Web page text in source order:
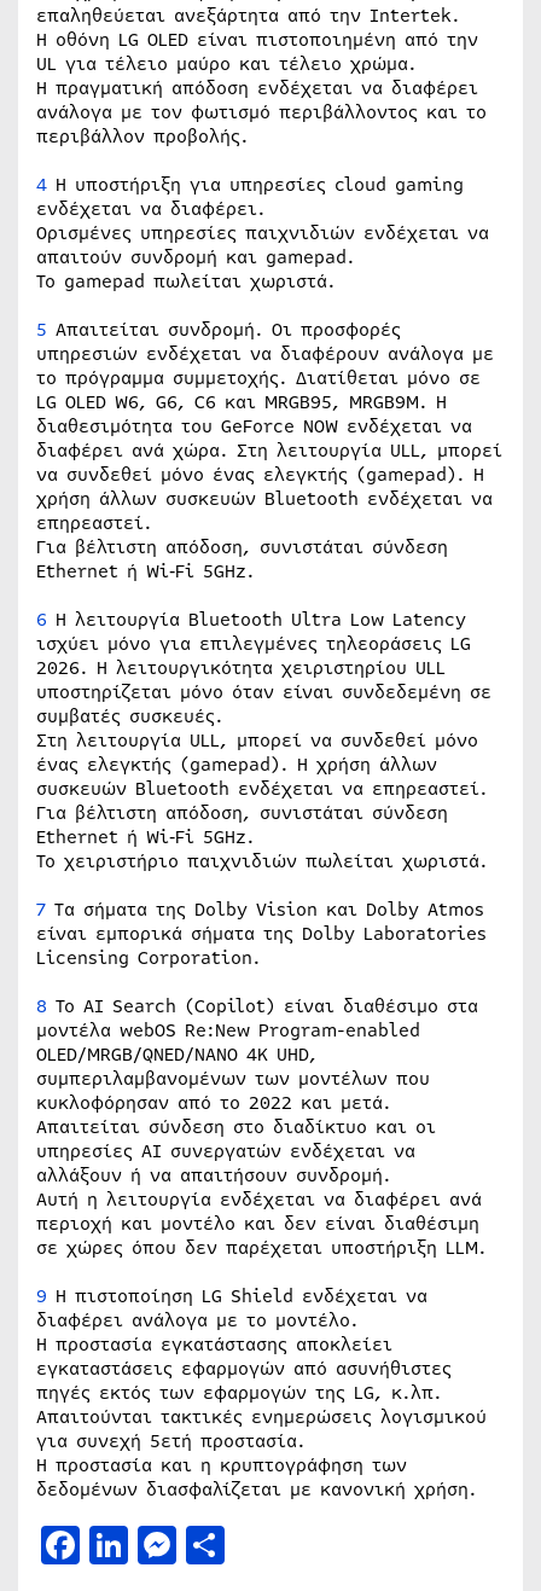
επαληθεύεται ανεξάρτητα από την Intertek.
Η οθόνη LG OLED είναι πιστοποιημένη από την
UL για τέλειο μαύρο και τέλειο χρώμα.
Η πραγματική απόδοση ενδέχεται να διαφέρει
ανάλογα με τον φωτισμό περιβάλλοντος και το
περιβάλλον προβολής.
4 Η υποστήριξη για υπηρεσίες cloud gaming
ενδέχεται να διαφέρει.
Ορισμένες υπηρεσίες παιχνιδιών ενδέχεται να
απαιτούν συνδρομή και gamepad.
Το gamepad πωλείται χωριστά.
5 Απαιτείται συνδρομή. Οι προσφορές
υπηρεσιών ενδέχεται να διαφέρουν ανάλογα με
το πρόγραμμα συμμετοχής. Διατίθεται μόνο σε
LG OLED W6, G6, C6 και MRGB95, MRGB9M. Η
διαθεσιμότητα του GeForce NOW ενδέχεται να
διαφέρει ανά χώρα. Στη λειτουργία ULL, μπορεί
να συνδεθεί μόνο ένας ελεγκτής (gamepad). Η
χρήση άλλων συσκευών Bluetooth ενδέχεται να
επηρεαστεί.
Για βέλτιστη απόδοση, συνιστάται σύνδεση
Ethernet ή Wi‑Fi 5GHz.
6 Η λειτουργία Bluetooth Ultra Low Latency
ισχύει μόνο για επιλεγμένες τηλεοράσεις LG
2026. Η λειτουργικότητα χειριστηρίου ULL
υποστηρίζεται μόνο όταν είναι συνδεδεμένη σε
συμβατές συσκευές.
Στη λειτουργία ULL, μπορεί να συνδεθεί μόνο
ένας ελεγκτής (gamepad). Η χρήση άλλων
συσκευών Bluetooth ενδέχεται να επηρεαστεί.
Για βέλτιστη απόδοση, συνιστάται σύνδεση
Ethernet ή Wi‑Fi 5GHz.
Το χειριστήριο παιχνιδιών πωλείται χωριστά.
7 Τα σήματα της Dolby Vision και Dolby Atmos
είναι εμπορικά σήματα της Dolby Laboratories
Licensing Corporation.
8 Το AI Search (Copilot) είναι διαθέσιμο στα
μοντέλα webOS Re:New Program-enabled
OLED/MRGB/QNED/NANO 4K UHD,
συμπεριλαμβανομένων των μοντέλων που
κυκλοφόρησαν από το 2022 και μετά.
Απαιτείται σύνδεση στο διαδίκτυο και οι
υπηρεσίες AI συνεργατών ενδέχεται να
αλλάξουν ή να απαιτήσουν συνδρομή.
Αυτή η λειτουργία ενδέχεται να διαφέρει ανά
περιοχή και μοντέλο και δεν είναι διαθέσιμη
σε χώρες όπου δεν παρέχεται υποστήριξη LLM.
9 Η πιστοποίηση LG Shield ενδέχεται να
διαφέρει ανάλογα με το μοντέλο.
Η προστασία εγκατάστασης αποκλείει
εγκαταστάσεις εφαρμογών από ασυνήθιστες
πηγές εκτός των εφαρμογών της LG, κ.λπ.
Απαιτούνται τακτικές ενημερώσεις λογισμικού
για συνεχή 5ετή προστασία.
Η προστασία και η κρυπτογράφηση των
δεδομένων διασφαλίζεται με κανονική χρήση.
Facebook
LinkedIn
Messenger